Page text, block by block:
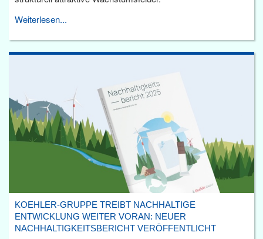
Weiterlesen...
KOEHLER-GRUPPE TREIBT NACHHALTIGE
ENTWICKLUNG WEITER VORAN: NEUER
NACHHALTIGKEITSBERICHT VERÖFFENTLICHT